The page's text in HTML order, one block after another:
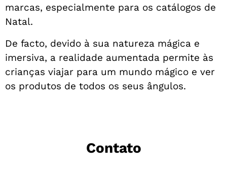
marcas, especialmente para os catálogos de
Natal.
De facto, devido à sua natureza mágica e
imersiva, a realidade aumentada permite às
crianças viajar para um mundo mágico e ver
os produtos de todos os seus ângulos.
Contato